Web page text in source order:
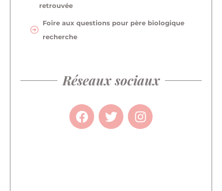
retrouvée
Foire aux questions pour père biologique
recherche
Réseaux sociaux